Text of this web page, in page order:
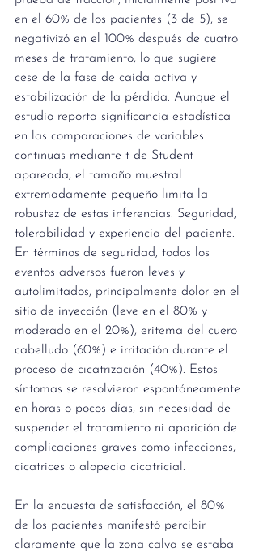
en el 60% de los pacientes (3 de 5), se
negativizó en el 100% después de cuatro
meses de tratamiento, lo que sugiere
cese de la fase de caída activa y
estabilización de la pérdida. Aunque el
estudio reporta significancia estadística
en las comparaciones de variables
continuas mediante t de Student
apareada, el tamaño muestral
extremadamente pequeño limita la
robustez de estas inferencias. Seguridad,
tolerabilidad y experiencia del paciente.
En términos de seguridad, todos los
eventos adversos fueron leves y
autolimitados, principalmente dolor en el
sitio de inyección (leve en el 80% y
moderado en el 20%), eritema del cuero
cabelludo (60%) e irritación durante el
proceso de cicatrización (40%). Estos
síntomas se resolvieron espontáneamente
en horas o pocos días, sin necesidad de
suspender el tratamiento ni aparición de
complicaciones graves como infecciones,
cicatrices o alopecia cicatricial.
En la encuesta de satisfacción, el 80%
de los pacientes manifestó percibir
claramente que la zona calva se estaba